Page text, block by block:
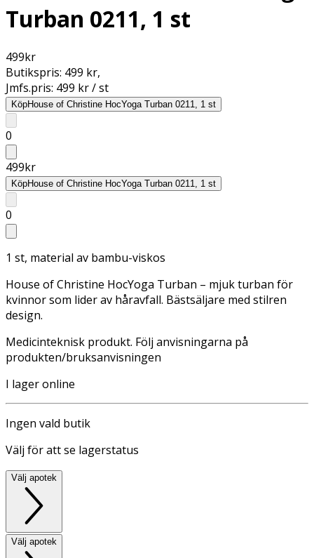
Turban 0211, 1 st
499kr
Butikspris: 499 kr,
Jmfs.pris: 499 kr / st
KöpHouse of Christine HocYoga Turban 0211, 1 st
0
499kr
KöpHouse of Christine HocYoga Turban 0211, 1 st
0
1 st, material av bambu-viskos
House of Christine HocYoga Turban – mjuk turban för
kvinnor som lider av håravfall. Bästsäljare med stilren
design.
Medicinteknisk produkt. Följ anvisningarna på
produkten/bruksanvisningen
I lager online
Ingen vald butik
Välj för att se lagerstatus
Välj apotek
Välj apotek